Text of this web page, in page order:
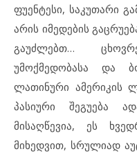
ფუენტესი, საკუთარი
არის იმედების
გაუძლებთ…
უმოქმედობასა და
ლათინური ამერიკის
პასიური შეგუება
მისაღწევია, ეს
მიხედვით, სრულიად